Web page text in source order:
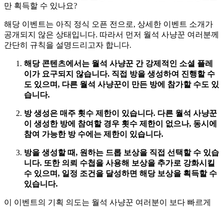
만 획득할 수 있나요?
해당 이벤트는 아직 정식 오픈 전으로, 상세한 이벤트 소개가
공개되지 않은 상태입니다. 따라서 먼저 월석 사냥꾼 여러분께
간단히 규칙을 설명드리고자 합니다.
해당 콘텐츠에서는 월석 사냥꾼 간 강제적인 소셜 플레
이가 요구되지 않습니다. 직접 방을 생성하여 진행할 수
도 있으며, 다른 월석 사냥꾼이 만든 방에 참가할 수도 있
습니다.
방 생성은 매주 횟수 제한이 있습니다. 다른 월석 사냥꾼
이 생성한 방에 참여할 경우 횟수 제한이 없으나, 동시에
참여 가능한 방 수에는 제한이 있습니다.
방을 생성할 때, 원하는 드롭 보상을 직접 선택할 수 있습
니다. 또한 의뢰 수첩을 사용해 보상을 추가로 강화시킬
수 있으며, 일정 조건을 달성하면 해당 보상을 획득할 수
있습니다.
이 이벤트의 기획 의도는 월석 사냥꾼 여러분이 보다 빠르게